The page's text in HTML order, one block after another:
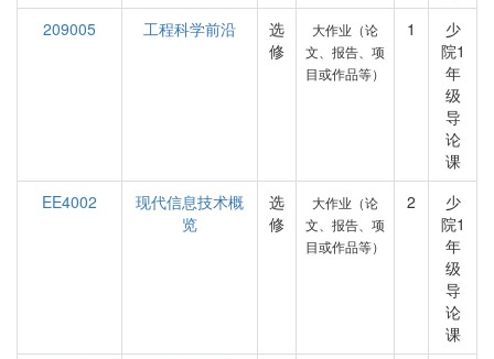
209005
工程科学前沿
选
修
大作业（论
文、报告、项
目或作品等）
1
少
院1
年
级
导
论
课
EE4002
现代信息技术概
览
选
修
大作业（论
文、报告、项
目或作品等）
2
少
院1
年
级
导
论
课